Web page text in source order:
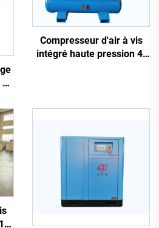
à
Compresseur d'air à vis
intégré haute pression 4-